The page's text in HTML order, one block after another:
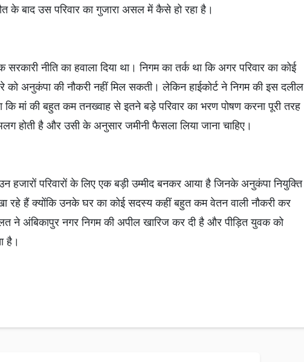
के बाद उस परिवार का गुजारा असल में कैसे हो रहा है।
नीति का हवाला दिया था। निगम का तर्क था कि अगर परिवार का कोई
को अनुकंपा की नौकरी नहीं मिल सकती। लेकिन हाईकोर्ट ने निगम की इस दलील
मां की बहुत कम तनख्वाह से इतने बड़े परिवार का भरण पोषण करना पूरी तरह
होती है और उसी के अनुसार जमीनी फैसला लिया जाना चाहिए।
हजारों परिवारों के लिए एक बड़ी उम्मीद बनकर आया है जिनके अनुकंपा नियुक्ति
रहे हैं क्योंकि उनके घर का कोई सदस्य कहीं बहुत कम वेतन वाली नौकरी कर
ने अंबिकापुर नगर निगम की अपील खारिज कर दी है और पीड़ित युवक को
है।